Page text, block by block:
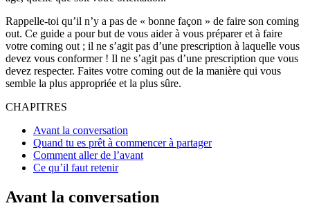
Rappelle-toi qu’il n’y a pas de « bonne façon » de faire son coming
out. Ce guide a pour but de vous aider à vous préparer et à faire
votre coming out ; il ne s’agit pas d’une prescription à laquelle vous
devez vous conformer ! Il ne s’agit pas d’une prescription que vous
devez respecter. Faites votre coming out de la manière qui vous
semble la plus appropriée et la plus sûre.
CHAPITRES
Avant la conversation
Quand tu es prêt à commencer à partager
Comment aller de l’avant
Ce qu’il faut retenir
Avant la conversation